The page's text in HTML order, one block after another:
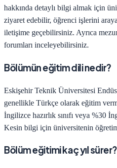
hakkında detaylı bilgi almak için
ziyaret edebilir, öğrenci işlerini
iletişime geçebilirsiniz. Ayrıca
forumları inceleyebilirsiniz.
Bölümün eğitim dili nedir?
Eskişehir Teknik Üniversitesi
genellikle Türkçe olarak eğitim
İngilizce hazırlık sınıfı veya %30
Kesin bilgi için üniversitenin
Bölüm eğitimi kaç yıl sürer?